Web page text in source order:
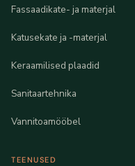
Fassaadikate- ja materjal
Katusekate ja -materjal
Keraamilised plaadid
Sanitaartehnika
Vannitoamööbel
TEENUSED